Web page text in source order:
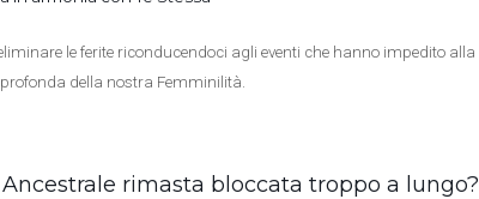
le ferite riconducendoci agli eventi che hanno impedito alla
della nostra Femminilità.
rimasta bloccata troppo a lungo?